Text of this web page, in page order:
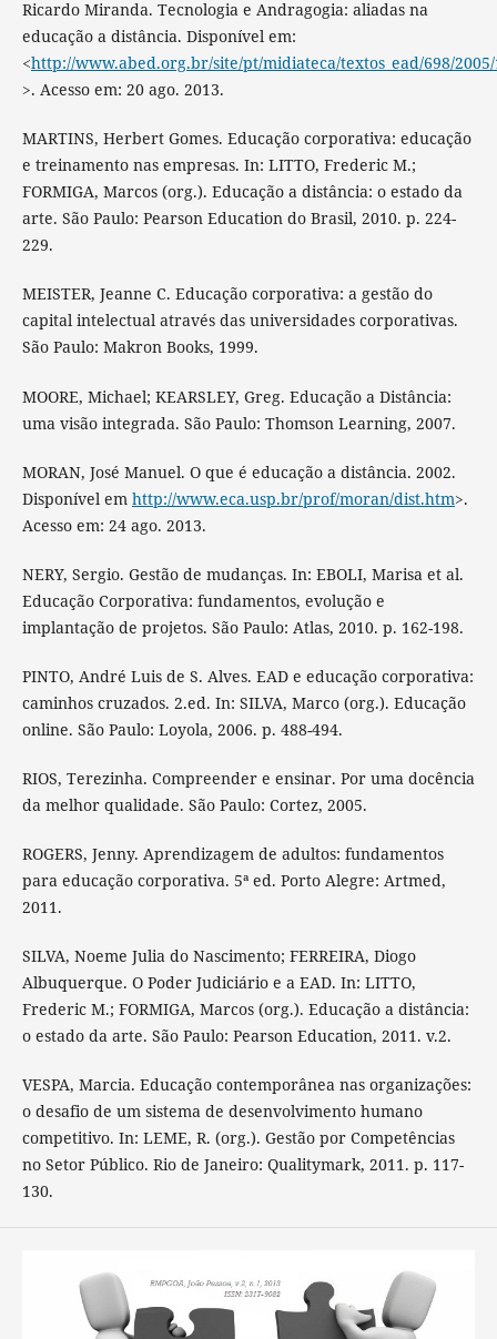
Ricardo Miranda. Tecnologia e Andragogia: aliadas na
educação a distância. Disponível em:
<http://www.abed.org.br/site/pt/midiateca/textos_ead/698/2005/
>. Acesso em: 20 ago. 2013.
MARTINS, Herbert Gomes. Educação corporativa: educação
e treinamento nas empresas. In: LITTO, Frederic M.;
FORMIGA, Marcos (org.). Educação a distância: o estado da
arte. São Paulo: Pearson Education do Brasil, 2010. p. 224-
229.
MEISTER, Jeanne C. Educação corporativa: a gestão do
capital intelectual através das universidades corporativas.
São Paulo: Makron Books, 1999.
MOORE, Michael; KEARSLEY, Greg. Educação a Distância:
uma visão integrada. São Paulo: Thomson Learning, 2007.
MORAN, José Manuel. O que é educação a distância. 2002.
Disponível em http://www.eca.usp.br/prof/moran/dist.htm>.
Acesso em: 24 ago. 2013.
NERY, Sergio. Gestão de mudanças. In: EBOLI, Marisa et al.
Educação Corporativa: fundamentos, evolução e
implantação de projetos. São Paulo: Atlas, 2010. p. 162-198.
PINTO, André Luis de S. Alves. EAD e educação corporativa:
caminhos cruzados. 2.ed. In: SILVA, Marco (org.). Educação
online. São Paulo: Loyola, 2006. p. 488-494.
RIOS, Terezinha. Compreender e ensinar. Por uma docência
da melhor qualidade. São Paulo: Cortez, 2005.
ROGERS, Jenny. Aprendizagem de adultos: fundamentos
para educação corporativa. 5ª ed. Porto Alegre: Artmed,
2011.
SILVA, Noeme Julia do Nascimento; FERREIRA, Diogo
Albuquerque. O Poder Judiciário e a EAD. In: LITTO,
Frederic M.; FORMIGA, Marcos (org.). Educação a distância:
o estado da arte. São Paulo: Pearson Education, 2011. v.2.
VESPA, Marcia. Educação contemporânea nas organizações:
o desafio de um sistema de desenvolvimento humano
competitivo. In: LEME, R. (org.). Gestão por Competências
no Setor Público. Rio de Janeiro: Qualitymark, 2011. p. 117-
130.